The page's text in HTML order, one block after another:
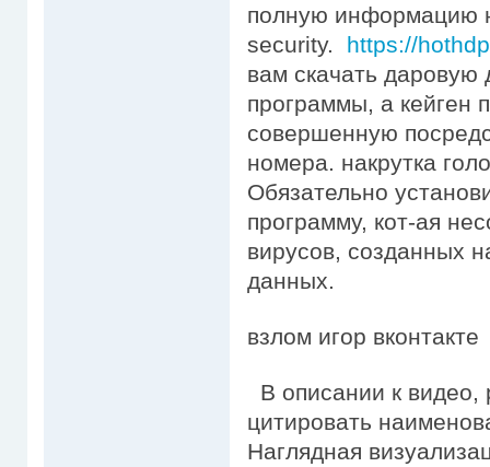
полную информацию
security. https://
вам скачать даровую
программы, а кейген
совершенную
номера. накрутка
Обязательно
программу, кот-ая
вирусов, созданных
данных.
взлом игор вконтакте
В описании к
цитировать
Наглядная